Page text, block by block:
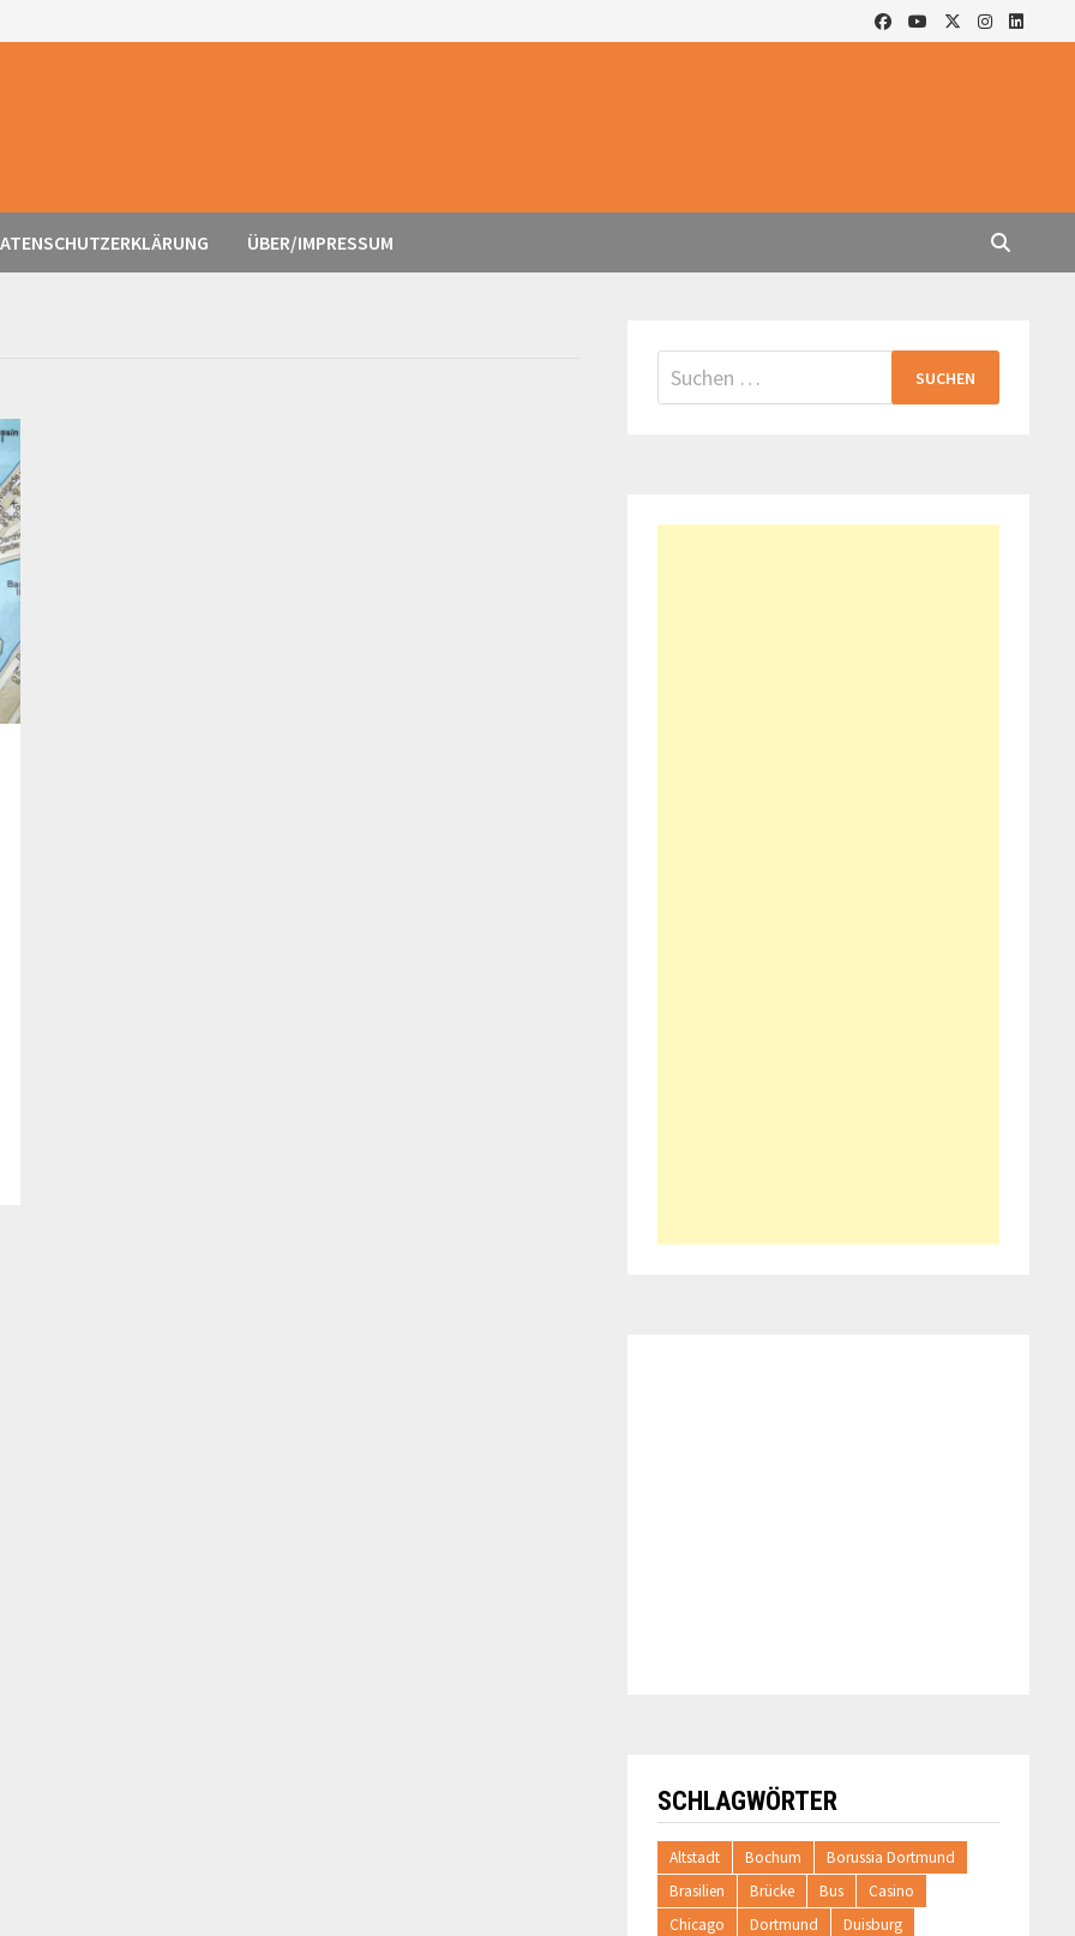
ÜBER/IMPRESSUM
Suchen
nach:
SCHLAGWÖRTER
Altstadt Bochum
Borussia Dortmund
Brasilien
Brücke Bus
Casino
Chicago
Dortmund
Duisburg